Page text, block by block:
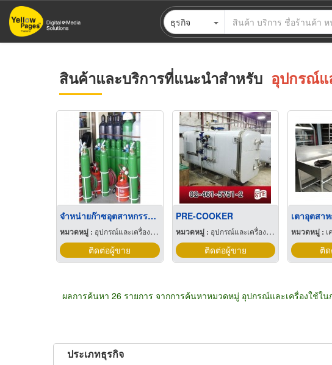
ข้าม
ไป
ธุรกิจ
สินค้าและบริการที่แนะนำสำหรับ อุปกรณ์แ
จำหน่ายก๊าซอุตสาหกรรม ชลบุรี
หมวดหมู่ : อุปกรณ์และเครื่องใช้ในการผลิตออกซิเจน
ติดต่อผู้ขาย
PRE-COOKER
หมวดหมู่ : อุปกรณ์และเครื่องใช้ในการบรรจุกระป๋อง
ติดต่อผู้ขาย
เตาอุตสา
หมวดหมู่ : เค
ติ
ผลการค้นหา 26 รายการ จากการค้นหาหมวดหมู่ อุปกรณ์และเครื่องใช้ใน
ประเภทธุรกิจ